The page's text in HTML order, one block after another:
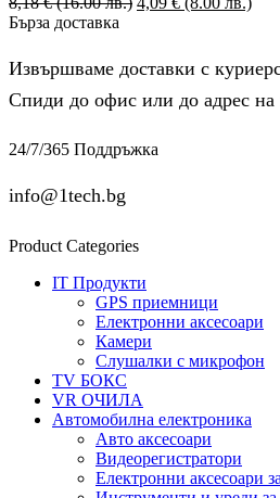
(16.00
лв.).
Бърза доставка
Извършваме доставки с
Спиди до офис или до адрес на
24/7/365 Поддръжка
info@1tech.bg
Product Categories
IT Продукти
GPS приемници
Електронни аксесоари
Камери
Слушалки с микрофон
TV БОКС
VR ОЧИЛА
Автомобилна електроника
Авто аксесоари
Видеорегистратори
Електронни аксесоари